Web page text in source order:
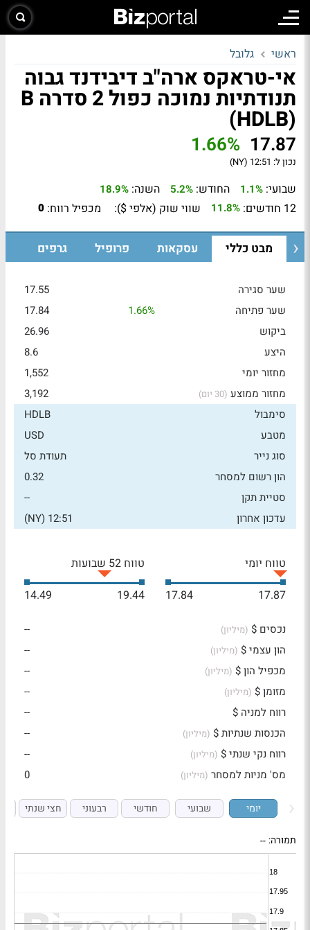
ראשי גלובל
אי-טראקס ארה"ב דיבידנד גבוה
תנודתיות נמוכה כפול 2 סדרה B
(HDLB)
17.87
1.66%
נכון ל: 12:51 (NY)
שבועי: 1.1% החודש: 5.2% השנה: 18.9%
12 חודשים: 11.8% שווי שוק (אלפי $): מכפיל רווח: 0
מבט כללי עסקאות פרופיל גרפים
שער סגירה
17.55
שער פתיחה
1.66%
17.84
ביקוש
26.96
היצע
8.6
מחזור יומי
1,552
מחזור ממוצע (30 יום)
3,192
סימבול
HDLB
מטבע
USD
סוג נייר
תעודת סל
הון רשום למסחר
0.32
סטיית תקן
--
עדכון אחרון
12:51 (NY)
טווח יומי
17.87
17.84
טווח 52 שבועות
19.44
14.49
נכסים $ (מיליון)
--
הון עצמי $ (מיליון)
--
מכפיל הון $ (מיליון)
--
מזומן $ (מיליון)
--
רווח למניה $
--
הכנסות שנתיות $ (מיליון)
--
רווח נקי שנתי $ (מיליון)
--
מס' מניות למסחר (מיליון) 0
יומי שבועי חודשי רבעוני חצי שנתי
תמורה: --